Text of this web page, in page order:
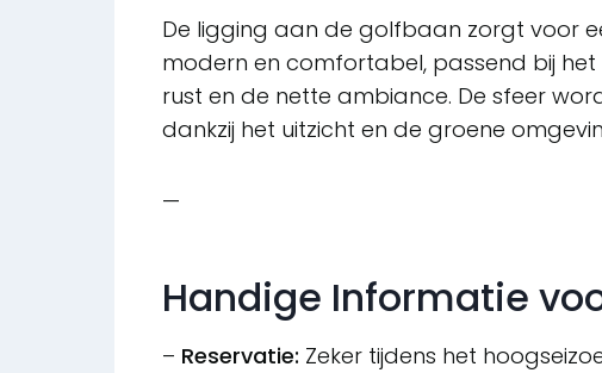
De ligging aan de golfbaan zorgt voor
modern en comfortabel, passend bij
rust en de nette ambiance. De sfeer
dankzij het uitzicht en de groene
—
Handige Informatie
– Reservatie: Zeker tijdens het